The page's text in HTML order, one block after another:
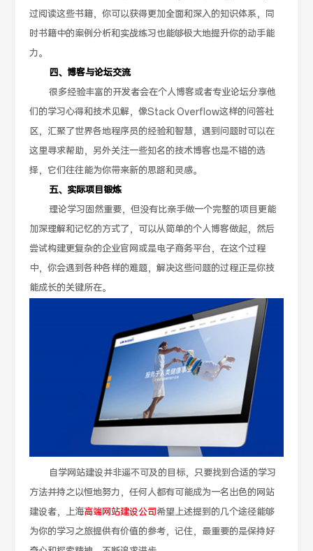
过阅读这些书籍，你可以获得更加全面和深入的知识体系，同
时书籍中的案例分析和实战练习也能够极大地提升你的动手能
力。
四、博客与论坛交流
很多经验丰富的开发者会在个人博客或者专业论坛分享他
们的学习心得和技术见解，像Stack Overflow这样的问答社
区，汇聚了世界各地程序员的经验和智慧，遇到问题时可以在
这里寻求帮助，另外关注一些知名的技术博客也是不错的选
择，它们往往能为你带来新的思路和灵感。
五、实际项目锻炼
理论学习固然重要，但没有比亲手做一个完整的项目更能
加深理解和记忆的方式了，可以从简单的个人博客做起，然后
尝试构建更复杂的企业官网或是电子商务平台，在这个过程
中，你会遇到各种各样的难题，解决这些问题的过程正是你技
能成长的关键所在。
自学网站建设并非遥不可及的目标，只要找到合适的学习
方法并持之以恒地努力，任何人都有可能成为一名出色的网站
建设者，上海高端网站建设公司希望上述提到的几个途径能够
为你的学习之旅提供有价值的参考，记住，最重要的是保持好